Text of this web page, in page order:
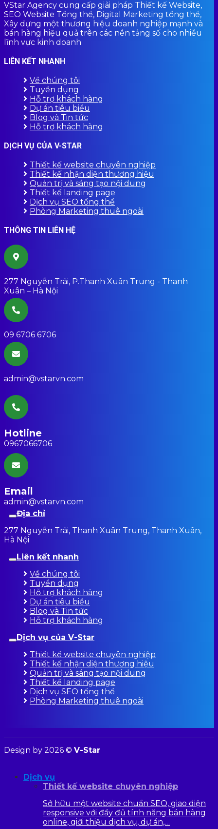
VStar Agency cung cấp giải pháp Thiết kế Website,
SEO Website Tổng thể, Digital Marketing tổng thể,
Xây dựng một thương hiệu doanh nghiệp mạnh và
bán hàng hiệu quả trên các nền tảng số cho nhiều
lĩnh vực kinh doanh
LIÊN KẾT NHANH
Về chúng tôi
Tuyển dụng
Hỗ trợ khách hàng
Dự án tiêu biểu
Blog và Tin tức
Hỗ trợ khách hàng
DỊCH VỤ CỦA V-STAR
Thiết kế website chuyên nghiệp
Thiết kế nhận diện thương hiệu
Quản trị và sáng tạo nội dung
Thiết kế landing page
Dịch vụ SEO tổng thể
Phòng Marketing thuê ngoài
THÔNG TIN LIÊN HỆ
277 Nguyễn Trãi, P.Thanh Xuân Trung - Thanh
Xuân – Hà Nội
09 6706 6706
admin@vstarvn.com
Hotline
0967066706
Email
admin@vstarvn.com
Địa chỉ
277 Nguyễn Trãi, Thanh Xuân Trung, Thanh Xuân,
Hà Nội
Liên kết nhanh
Về chúng tôi
Tuyển dụng
Hỗ trợ khách hàng
Dự án tiêu biểu
Blog và Tin tức
Hỗ trợ khách hàng
Dịch vụ của V-Star
Thiết kế website chuyên nghiệp
Thiết kế nhận diện thương hiệu
Quản trị và sáng tạo nội dung
Thiết kế landing page
Dịch vụ SEO tổng thể
Phòng Marketing thuê ngoài
Design by 2026 © V-Star
Dịch vụ
Thiết kế website chuyên nghiệp
Sở hữu một website chuẩn SEO, giao diện
responsive với đầy đủ tính năng bán hàng
online, giới thiệu dịch vụ, dự án,…